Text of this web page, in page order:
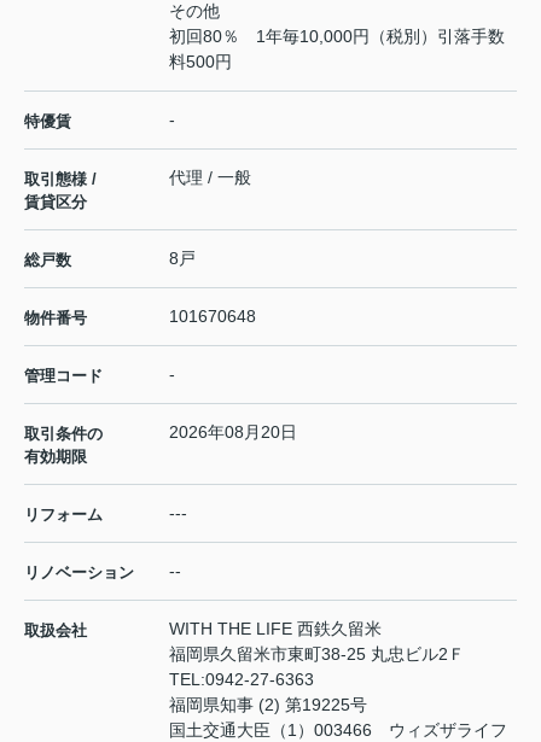
その他
初回80％ 1年毎10,000円（税別）引落手数
料500円
特優賃 -
取引態様 /
賃貸区分
代理 / 一般
総戸数 8戸
物件番号 101670648
管理コード -
取引条件の
有効期限
2026年08月20日
リフォーム ---
リノベーション --
取扱会社
WITH THE LIFE 西鉄久留米
福岡県久留米市東町38-25 丸忠ビル2Ｆ
TEL:0942-27-6363
福岡県知事 (2) 第19225号
国土交通大臣（1）003466 ウィズザライフ